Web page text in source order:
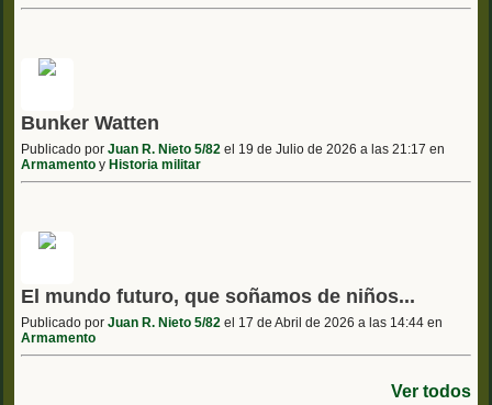
Bunker Watten
Publicado por Juan R. Nieto 5/82 el 19 de Julio de 2026 a las 21:17 en
Armamento y Historia militar
El mundo futuro, que soñamos de niños...
Publicado por Juan R. Nieto 5/82 el 17 de Abril de 2026 a las 14:44 en
Armamento
Ver todos